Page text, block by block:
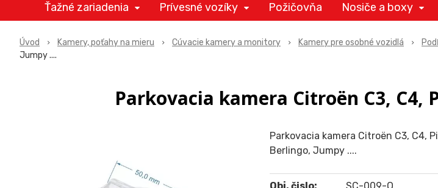
Ťažné zariadenia Prívesné vozíky Požičovňa Nosiče a boxy
Úvod Kamery, poťahy na mieru Cúvacie kamery a monitory Kamery pre osobné vozidlá
Jumpy ....
Parkovacia kamera Citroën C3, C4,
Parkovacia kamera Citroën C3, C4,
Berlingo, Jumpy ....